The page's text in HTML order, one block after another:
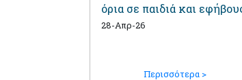
όρια σε παιδιά και
28-Απρ-26
Περισσότερα >